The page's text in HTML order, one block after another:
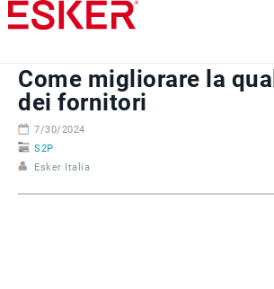
Skip
to
content
Come migliorare la
dei fornitori
7/30/2024
S2P
Esker Italia